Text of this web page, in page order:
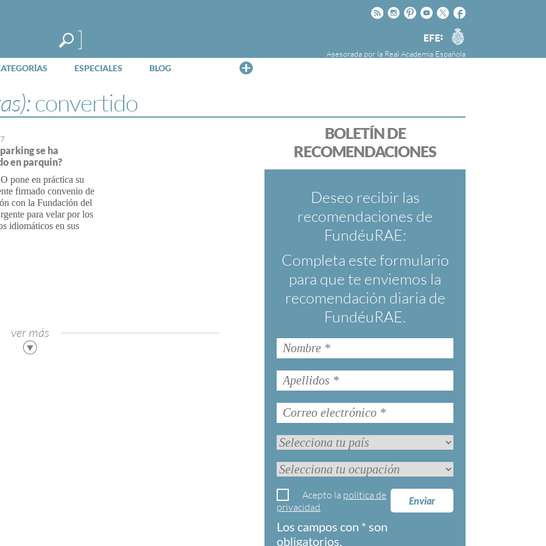
Facebook
Twitter
Youtube
Pinteres
Instagram
Rss
Agencia
EFE
Asesorada por la Real Academia Española
ESPECIALES BLOG
la Agencia Efe y la Real Academia Española,
cuyo objetivo es colaborar con el buen uso del
español en los medios de comunicación y en
Internet.
convertido
BOLETÍN DE
RECOMENDACIONES
Deseo recibir las
recomendaciones de
FundéuRAE:
Completa este formulario
para que te enviemos la
recomendación diaria de
FundéuRAE.
Enviar
Acepto la política de
privacidad
Los campos con * son
obligatorios.
se ha
en parquin?
pone en práctica su
firmado convenio de
con la Fundación del
para velar por los
idiomáticos en sus
ver más